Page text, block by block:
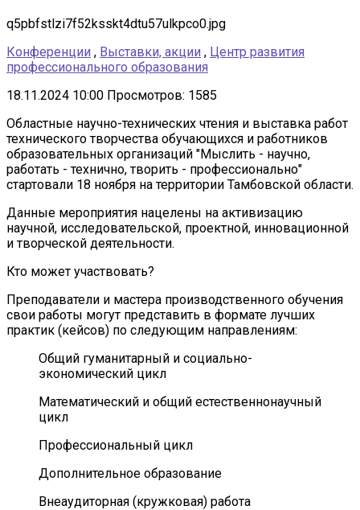
q5pbfstlzi7f52ksskt4dtu57ulkpco0.jpg
Конференции , Выставки, акции , Центр развития
профессионального образования
18.11.2024 10:00 Просмотров: 1585
Областные научно-технических чтения и выставка работ
технического творчества обучающихся и работников
образовательных организаций "Мыслить - научно,
работать - технично, творить - профессионально"
стартовали 18 ноября на территории Тамбовской области.
Данные мероприятия нацелены на активизацию
научной, исследовательской, проектной, инновационной
и творческой деятельности.
Кто может участвовать?
Преподаватели и мастера производственного обучения
свои работы могут представить в формате лучших
практик (кейсов) по следующим направлениям:
Общий гуманитарный и социально-
экономический цикл
Математический и общий естественнонаучный
цикл
Профессиональный цикл
Дополнительное образование
Внеаудиторная (кружковая) работа